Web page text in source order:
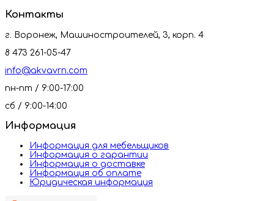
Контакты
г. Воронеж, Машиностроителей, 3, корп. 4
8 473 261-05-47
info@akvavrn.com
пн-пт / 9:00-17:00
сб / 9:00-14:00
Информация
Информация для мебельщиков
Информация о гарантии
Информация о доставке
Информация об оплате
Юридическая информация